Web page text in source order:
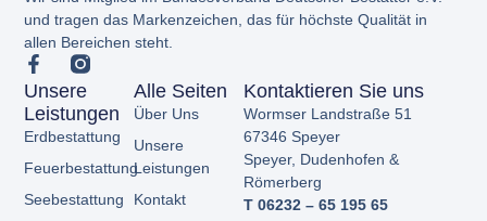
und tragen das Markenzeichen, das für höchste Qualität in
allen Bereichen steht.
Unsere
Leistungen
Erdbestattung
Feuerbestattung
Seebestattung
Alle Seiten
Über Uns
Unsere
Leistungen
Kontakt
Kontaktieren Sie uns
Wormser Landstraße 51
67346 Speyer
Speyer, Dudenhofen &
Römerberg
T 06232 – 65 195 65